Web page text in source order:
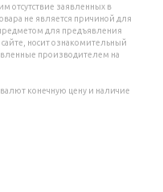
отсутствие заявленных в
не является причиной для
для предъявления
носит ознакомительный
производителем на
конечную цену и наличие